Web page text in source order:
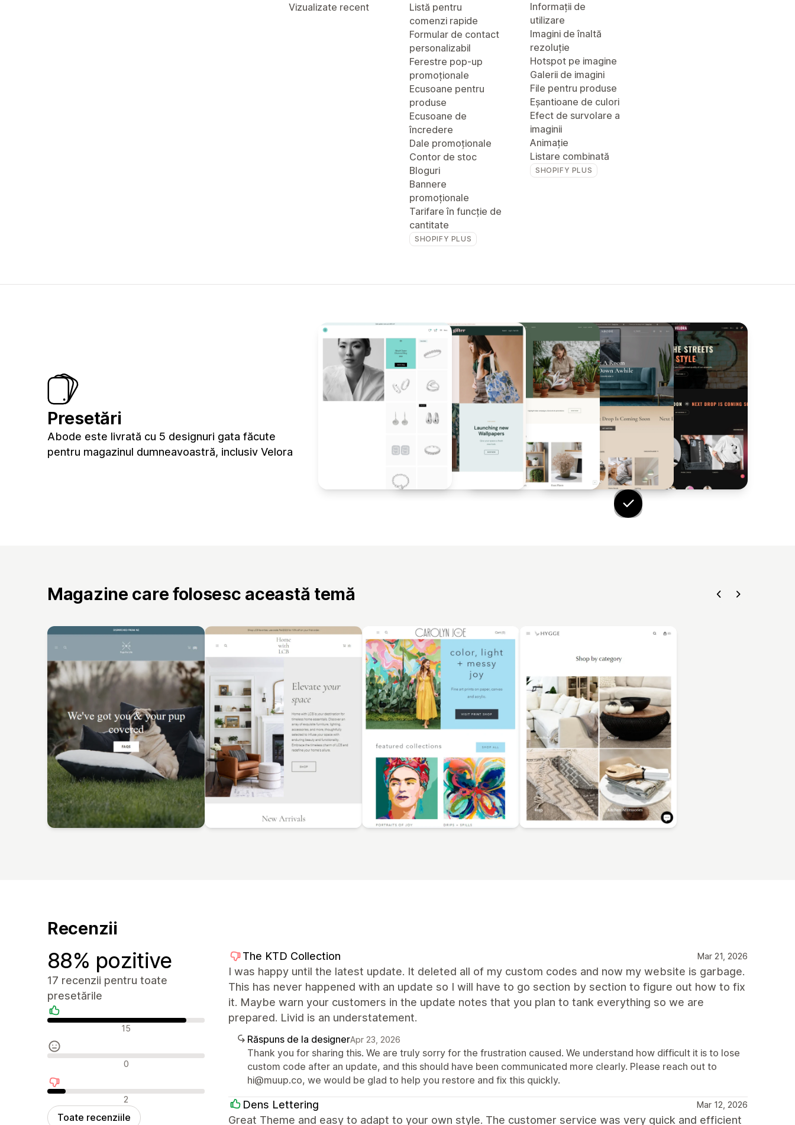
Vizualizate recent
Listă pentru
comenzi rapide
Formular de contact
personalizabil
Ferestre pop-up
promoționale
Ecusoane pentru
produse
Ecusoane de
încredere
Dale promoționale
Contor de stoc
Bloguri
Bannere
promoționale
Tarifare în funcție de
cantitate
SHOPIFY PLUS
Informații de
utilizare
Imagini de înaltă
rezoluție
Hotspot pe imagine
Galerii de imagini
File pentru produse
Eșantioane de culori
Efect de survolare a
imaginii
Animație
Listare combinată
SHOPIFY PLUS
Presetări
Abode este livrată cu 5 designuri gata făcute
pentru magazinul dumneavoastră, inclusiv Velora
Magazine care folosesc această temă
Recenzii
88% pozitive
17 recenzii pentru toate
presetările
Recenzii pozitive15
Recenzii neutre 0
Recenzii negative2
Toate recenziile
The KTD Collection Mar 21, 2026
I was happy until the latest update. It deleted all of my custom codes and now my website is garbage.
This has never happened with an update so I will have to go section by section to figure out how to fix
it. Maybe warn your customers in the update notes that you plan to tank everything so we are
prepared. Livid is an understatement.
Răspuns de la designerApr 23, 2026
Thank you for sharing this. We are truly sorry for the frustration caused. We understand how difficult it is to lose
custom code after an update, and this should have been communicated more clearly. Please reach out to
hi@muup.co, we would be glad to help you restore and fix this quickly.
Dens Lettering Mar 12, 2026
Great Theme and easy to adapt to your own style. The customer service was very quick and efficient